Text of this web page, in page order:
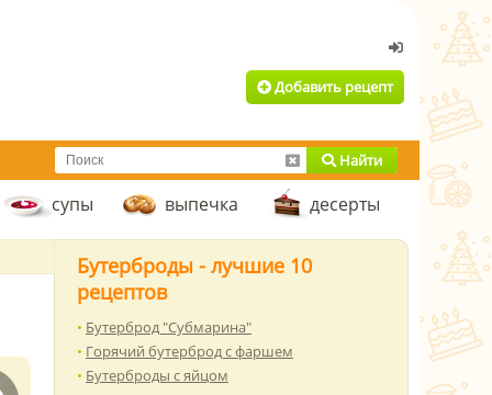
Добавить рецепт
Найти
супы выпечка десерты
Бутерброды - лучшие 10
рецептов
Бутерброд "Субмарина"
Горячий бутерброд с фаршем
Бутерброды с яйцом